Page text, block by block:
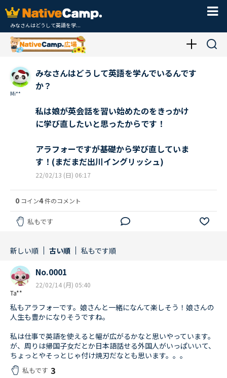
みなさんはどうして英語を学...
Mi**
みなさんはどうして英語を学んでいるんです
か？
私は娘が英会話を習い始めたのをきっかけ
に学び直したいと思ったからです！
アラフォーですが基礎から学び直していま
す！(まだまだ出川イングリッシュ)
22/02/13 (日) 06:17
0 コイン4件のコメント
私もです
新しい順 古い順 私もです順
Ta**
No.0001
22/02/14 (月) 05:40
私もアラフォーです。娘さんと一緒になんて楽しそう！娘さんの
人生も豊かになりそうですね。
私は仕事で英語を使えると幅が広がるかなと思いやっています。
が、周りは帰国子女だとか日本語話せる外国人がいっぱいいて、
ちょっとやそっとじゃ付け焼刃だなとも思います。。。
私もです 3